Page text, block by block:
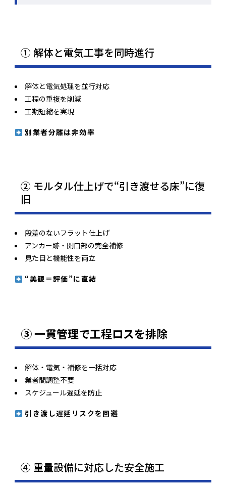
① 解体と電気工事を同時進行
解体と電気処理を並行対応
工程の重複を削減
工期短縮を実現
別業者分離は非効率
② モルタル仕上げで“引き渡せる床”に復
旧
段差のないフラット仕上げ
アンカー跡・開口部の完全補修
見た目と機能性を両立
“美観＝評価”に直結
③ 一貫管理で工程ロスを排除
解体・電気・補修を一括対応
業者間調整不要
スケジュール遅延を防止
引き渡し遅延リスクを回避
④ 重量設備に対応した安全施工